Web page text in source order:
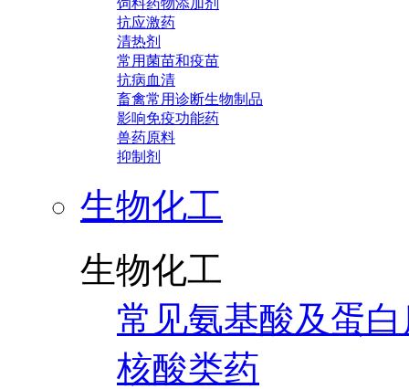
饲料药物添加剂
抗应激药
清热剂
常用菌苗和疫苗
抗病血清
畜禽常用诊断生物制品
影响免疫功能药
兽药原料
抑制剂
生物化工
生物化工
常见氨基酸及蛋
核酸类药